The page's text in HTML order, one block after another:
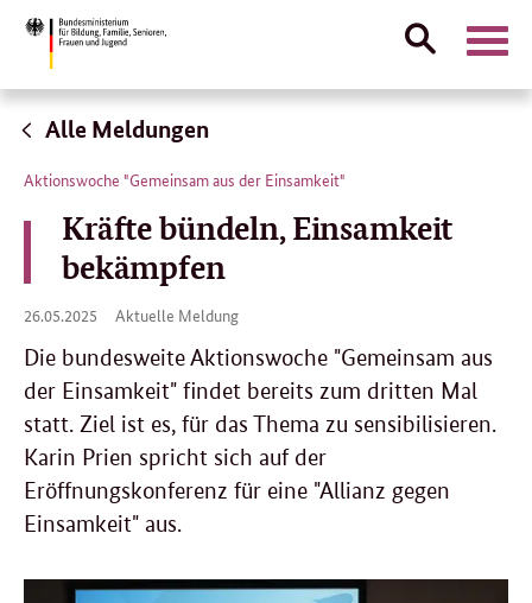
Direktlink:
Suche
Alle Meldungen
Aktionswoche "Gemeinsam aus der Einsamkeit"
Kräfte bündeln, Einsamkeit
bekämpfen
26.05.2025
26.
2025
Aktuelle Meldung
Die bundesweite Aktionswoche "Gemeinsam aus
der Einsamkeit" findet bereits zum dritten Mal
statt. Ziel ist es, für das Thema zu sensibilisieren.
Karin Prien spricht sich auf der
Eröffnungskonferenz für eine "Allianz gegen
Einsamkeit" aus.